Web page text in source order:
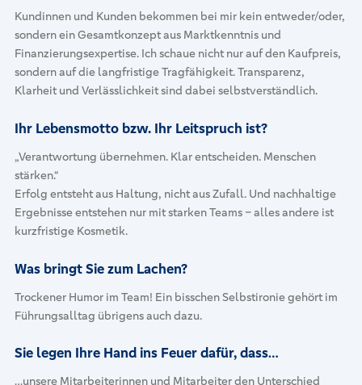
Kundinnen und Kunden bekommen bei mir kein entweder/oder,
sondern ein Gesamtkonzept aus Marktkenntnis und
Finanzierungsexpertise. Ich schaue nicht nur auf den Kaufpreis,
sondern auf die langfristige Tragfähigkeit. Transparenz,
Klarheit und Verlässlichkeit sind dabei selbstverständlich.
Ihr Lebensmotto bzw. Ihr Leitspruch ist?
„Verantwortung übernehmen. Klar entscheiden. Menschen
stärken.“
Erfolg entsteht aus Haltung, nicht aus Zufall. Und nachhaltige
Ergebnisse entstehen nur mit starken Teams – alles andere ist
kurzfristige Kosmetik.
Was bringt Sie zum Lachen?
Trockener Humor im Team! Ein bisschen Selbstironie gehört im
Führungsalltag übrigens auch dazu.
Sie legen Ihre Hand ins Feuer dafür, dass…
…unsere Mitarbeiterinnen und Mitarbeiter den Unterschied